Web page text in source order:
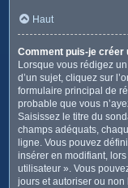
Haut
Comment puis-je créer
Lorsque vous rédigez
d’un sujet, cliquez sur
formulaire principal de
probable que vous
Saisissez le titre du
champs adéquats,
ligne. Vous pouvez
insérer en modifiant,
utilisateur ». Vous
jours et autoriser ou